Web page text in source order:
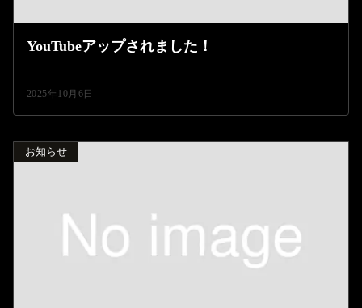
YouTubeアップされました！
2025年10月6日
お知らせ